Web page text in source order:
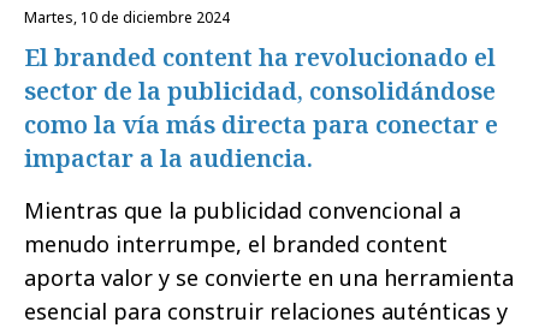
martes, 10 de diciembre 2024
El branded content ha revolucionado el
sector de la publicidad, consolidándose
como la vía más directa para conectar e
impactar a la audiencia.
Mientras que la publicidad convencional a
menudo interrumpe, el branded content
aporta valor y se convierte en una herramienta
esencial para construir relaciones auténticas y